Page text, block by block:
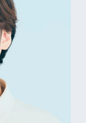
バシーポリシー
マップ